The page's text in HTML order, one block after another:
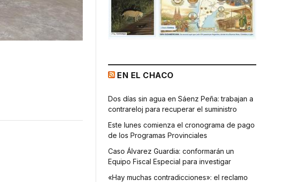
EN EL CHACO
Dos días sin agua en Sáenz Peña: trabajan a
contrareloj para recuperar el suministro
Este lunes comienza el cronograma de pago
de los Programas Provinciales
Caso Álvarez Guardia: conformarán un
Equipo Fiscal Especial para investigar
«Hay muchas contradicciones»: el reclamo